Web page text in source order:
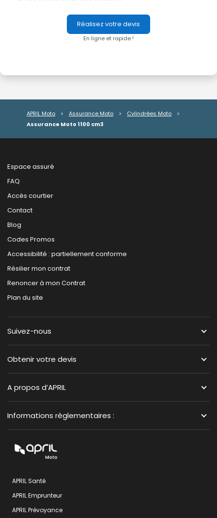
Réalisez votre devis
En ligne et rapide !
APRIL Moto > Assurance Moto > Cylindrées Moto
>
Assurance Moto 1100 cm3
Espace assuré
FAQ
Accès courtier
Contact
Blog
Codes Promos
Accessibilité : partiellement conforme
Résilier mon contrat
Renoncer à mon Contrat
Plan du site
Suivez-nous
Obtenir votre devis
A propos d’APRIL
Informations règlementaires :
APRIL Santé
APRIL Emprunteur
APRIL Prévoyance